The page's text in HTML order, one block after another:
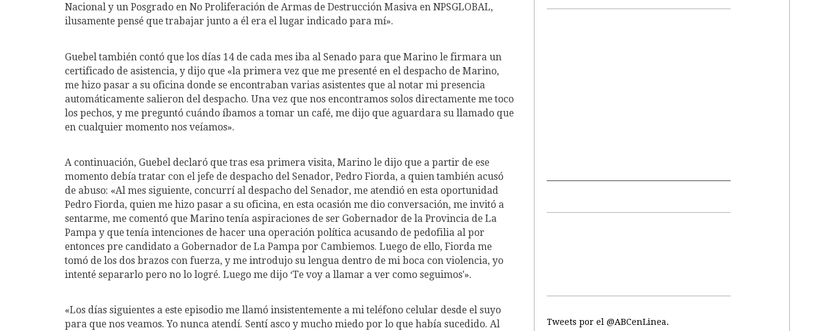
Nacional y un Posgrado en No Proliferación de Armas de Destrucción Masiva en NPSGLOBAL,
ilusamente pensé que trabajar junto a él era el lugar indicado para mí».
Guebel también contó que los días 14 de cada mes iba al Senado para que Marino le firmara un
certificado de asistencia, y dijo que «la primera vez que me presenté en el despacho de Marino,
me hizo pasar a su oficina donde se encontraban varias asistentes que al notar mi presencia
automáticamente salieron del despacho. Una vez que nos encontramos solos directamente me toco
los pechos, y me preguntó cuándo íbamos a tomar un café, me dijo que aguardara su llamado que
en cualquier momento nos veíamos».
A continuación, Guebel declaró que tras esa primera visita, Marino le dijo que a partir de ese
momento debía tratar con el jefe de despacho del Senador, Pedro Fiorda, a quien también acusó
de abuso: «Al mes siguiente, concurrí al despacho del Senador, me atendió en esta oportunidad
Pedro Fiorda, quien me hizo pasar a su oficina, en esta ocasión me dio conversación, me invitó a
sentarme, me comentó que Marino tenía aspiraciones de ser Gobernador de la Provincia de La
Pampa y que tenía intenciones de hacer una operación política acusando de pedofilia al por
entonces pre candidato a Gobernador de La Pampa por Cambiemos. Luego de ello, Fiorda me
tomó de los dos brazos con fuerza, y me introdujo su lengua dentro de mi boca con violencia, yo
intenté separarlo pero no lo logré. Luego me dijo ‘Te voy a llamar a ver como seguimos'».
«Los días siguientes a este episodio me llamó insistentemente a mi teléfono celular desde el suyo
para que nos veamos. Yo nunca atendí. Sentí asco y mucho miedo por lo que había sucedido. Al
Tweets por el @ABCenLinea.